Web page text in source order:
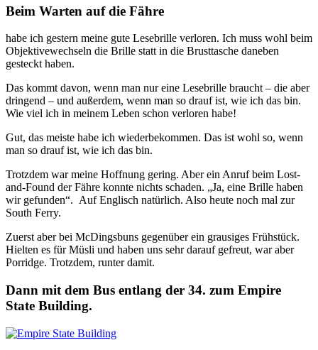
Beim Warten auf die Fähre
habe ich gestern meine gute Lesebrille verloren. Ich muss wohl beim
Objektivewechseln die Brille statt in die Brusttasche daneben
gesteckt haben.
Das kommt davon, wenn man nur eine Lesebrille braucht – die aber
dringend – und außerdem, wenn man so drauf ist, wie ich das bin.
Wie viel ich in meinem Leben schon verloren habe!
Gut, das meiste habe ich wiederbekommen. Das ist wohl so, wenn
man so drauf ist, wie ich das bin.
Trotzdem war meine Hoffnung gering. Aber ein Anruf beim Lost-
and-Found der Fähre konnte nichts schaden. „Ja, eine Brille haben
wir gefunden“. Auf Englisch natürlich. Also heute noch mal zur
South Ferry.
Zuerst aber bei McDingsbuns gegenüber ein grausiges Frühstück.
Hielten es für Müsli und haben uns sehr darauf gefreut, war aber
Porridge. Trotzdem, runter damit.
Dann mit dem Bus entlang der 34. zum Empire
State Building.